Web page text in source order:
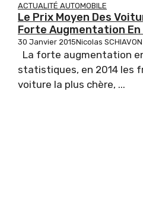
ACTUALITÉ AUTOMOBILE
Le Prix Moyen Des
Forte Augmentation En
30 Janvier 2015Nicolas SCHIAVON
La forte augmentation
statistiques, en 2014 les
voiture la plus chère, ...